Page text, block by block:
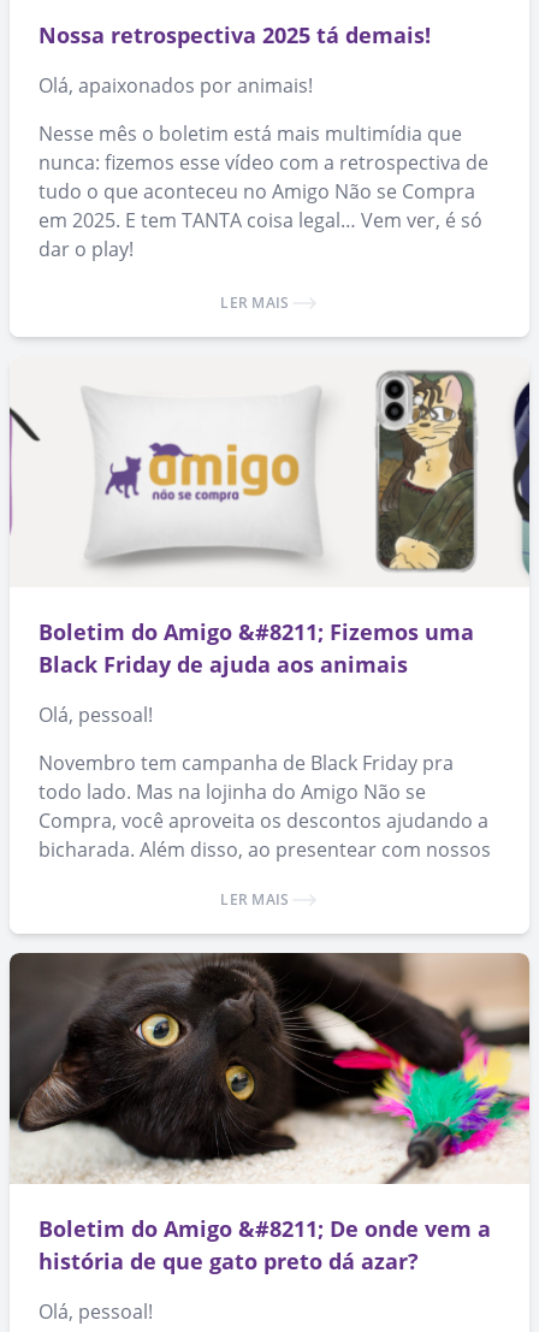
Nossa retrospectiva 2025 tá demais!
Olá, apaixonados por animais!
Nesse mês o boletim está mais multimídia que
nunca: fizemos esse vídeo com a retrospectiva de
tudo o que aconteceu no Amigo Não se Compra
em 2025. E tem TANTA coisa legal… Vem ver, é só
dar o play!
LER MAIS
Boletim do Amigo &#8211; Fizemos uma
Black Friday de ajuda aos animais
Olá, pessoal!
Novembro tem campanha de Black Friday pra
todo lado. Mas na lojinha do Amigo Não se
Compra, você aproveita os descontos ajudando a
bicharada. Além disso, ao presentear com nossos
adoção de animais. 🙂LER MAIS
Boletim do Amigo &#8211; De onde vem a
história de que gato preto dá azar?
Olá, pessoal!